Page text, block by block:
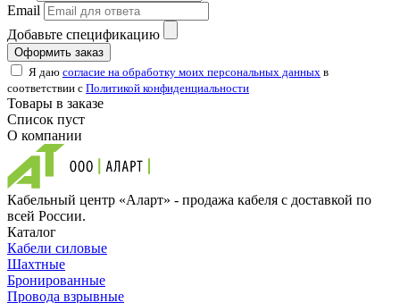
Email
Добавьте спецификацию
Оформить заказ
Я даю согласие на обработку моих персональных данных в
соответствии с Политикой конфиденциальности
Товары в заказе
Список пуст
О компании
Кабельный центр «Аларт» - продажа кабеля с доставкой по
всей России.
Каталог
Кабели силовые
Шахтные
Бронированные
Провода взрывные